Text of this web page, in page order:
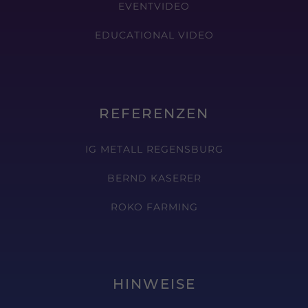
EVENTVIDEO
EDUCATIONAL VIDEO
REFERENZEN
IG METALL REGENSBURG
BERND KASERER
ROKO FARMING
HINWEISE
Medien akzeptiert werden, bedarf der Zugriff auf diese Inhalte
Cookie-Informationen anzeigen